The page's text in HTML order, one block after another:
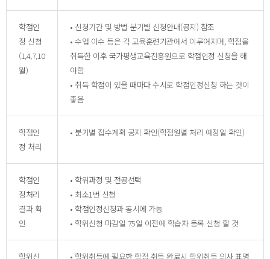
학점인
정 신청
(1,4,7,10
월)
• 신청기간 및 방법 분기별 신청안내(공지) 참조
• 수업 이수 등은 각 교육훈련기관에서 이루어지며, 학점을
취득한 이후 국가평생교육진흥원으로 학점인정 신청을 해
야함
• 취득 학점이 있을 때마다 수시로 학점인정신청 하는 것이
좋음
학점인
정 처리
• 분기별 접수계획 공지 확인(학점원별 처리 예정일 확인)
학점인
정처리
결과 확
인
• 학위과정 및 전공선택
• 최소1번 신청
• 학점인정신청과 동시에 가능
• 학위신청 마감일 75일 이전에 학습자 등록 신청 할 것
학위신
• 학위취득에 필요한 학점 취득 완료시 학위취득 의사 표명